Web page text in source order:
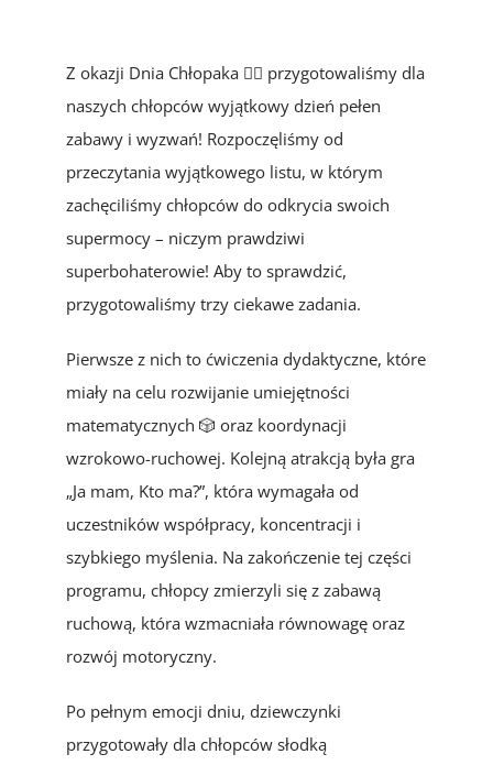
Z okazji Dnia Chłopaka 🙋‍♂️ przygotowaliśmy dla
naszych chłopców wyjątkowy dzień pełen
zabawy i wyzwań! Rozpoczęliśmy od
przeczytania wyjątkowego listu, w którym
zachęciliśmy chłopców do odkrycia swoich
supermocy – niczym prawdziwi
superbohaterowie! Aby to sprawdzić,
przygotowaliśmy trzy ciekawe zadania.
Pierwsze z nich to ćwiczenia dydaktyczne, które
miały na celu rozwijanie umiejętności
matematycznych 🎲 oraz koordynacji
wzrokowo-ruchowej. Kolejną atrakcją była gra
„Ja mam, Kto ma?”, która wymagała od
uczestników współpracy, koncentracji i
szybkiego myślenia. Na zakończenie tej części
programu, chłopcy zmierzyli się z zabawą
ruchową, która wzmacniała równowagę oraz
rozwój motoryczny.
Po pełnym emocji dniu, dziewczynki
przygotowały dla chłopców słodką